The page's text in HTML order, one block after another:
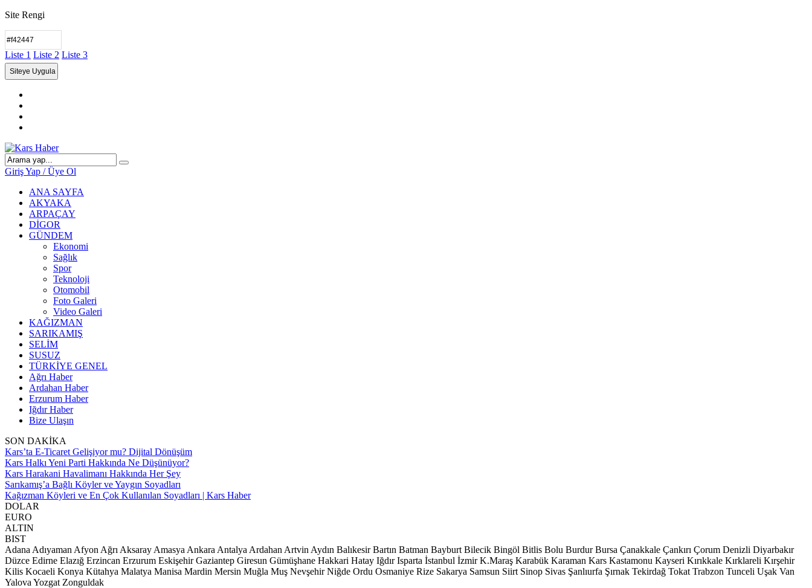
Site Rengi
Liste 1 Liste 2 Liste 3
Giriş Yap / Üye Ol
ANA SAYFA
AKYAKA
ARPAÇAY
DİGOR
GÜNDEM
Ekonomi
Sağlık
Spor
Teknoloji
Otomobil
Foto Galeri
Video Galeri
KAĞIZMAN
SARIKAMIŞ
SELİM
SUSUZ
TÜRKİYE GENEL
Ağrı Haber
Ardahan Haber
Erzurum Haber
Iğdır Haber
Bize Ulaşın
SON DAKİKA
Kars’ta E-Ticaret Gelişiyor mu? Dijital Dönüşüm
Kars Halkı Yeni Parti Hakkında Ne Düşünüyor?
Kars Harakani Havalimanı Hakkında Her Şey
Sarıkamış’a Bağlı Köyler ve Yaygın Soyadları
Kağızman Köyleri ve En Çok Kullanılan Soyadları | Kars Haber
DOLAR
EURO
ALTIN
BIST
Adana Adıyaman Afyon Ağrı Aksaray Amasya Ankara Antalya Ardahan Artvin Aydın Balıkesir Bartın Batman Bayburt Bilecik Bingöl Bitlis Bolu Burdur Bursa Çanakkale Çankırı Çorum Denizli Diyarbakır
Düzce Edirne Elazığ Erzincan Erzurum Eskişehir Gaziantep Giresun Gümüşhane Hakkari Hatay Iğdır Isparta İstanbul İzmir K.Maraş Karabük Karaman Kars Kastamonu Kayseri Kırıkkale Kırklareli Kırşehir
Kilis Kocaeli Konya Kütahya Malatya Manisa Mardin Mersin Muğla Muş Nevşehir Niğde Ordu Osmaniye Rize Sakarya Samsun Siirt Sinop Sivas Şanlıurfa Şırnak Tekirdağ Tokat Trabzon Tunceli Uşak Van
Yalova Yozgat Zonguldak